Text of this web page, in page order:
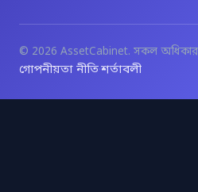
© 2026 AssetCabinet. সকল অধিকার
গোপনীয়তা নীতি·শর্তাবলী